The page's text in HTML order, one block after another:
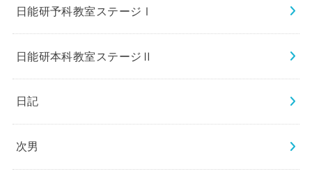
日能研予科教室ステージⅠ
日能研本科教室ステージⅡ
日記
次男